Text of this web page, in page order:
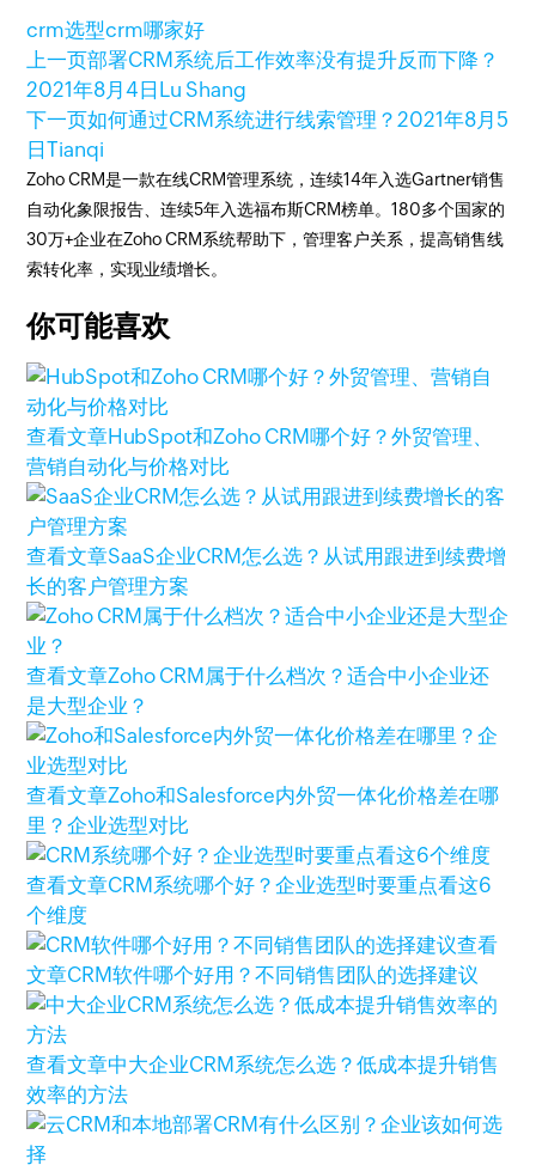
crm选型crm哪家好
上一页部署CRM系统后工作效率没有提升反而下降？
2021年8月4日 Lu Shang
下一页如何通过CRM系统进行线索管理？2021年8月5
日Tianqi
Zoho CRM是一款在线CRM管理系统，连续14年入选Gartner销售
自动化象限报告、连续5年入选福布斯CRM榜单。180多个国家的
30万+企业在Zoho CRM系统帮助下，管理客户关系，提高销售线
索转化率，实现业绩增长。
你可能喜欢
查看文章HubSpot和Zoho CRM哪个好？外贸管理、
营销自动化与价格对比
查看文章SaaS企业CRM怎么选？从试用跟进到续费增
长的客户管理方案
查看文章Zoho CRM属于什么档次？适合中小企业还
是大型企业？
查看文章Zoho和Salesforce内外贸一体化价格差在哪
里？企业选型对比
查看文章CRM系统哪个好？企业选型时要重点看这6
个维度
查看
文章CRM软件哪个好用？不同销售团队的选择建议
查看文章中大企业CRM系统怎么选？低成本提升销售
效率的方法